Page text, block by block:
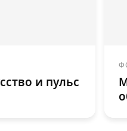
и пульс